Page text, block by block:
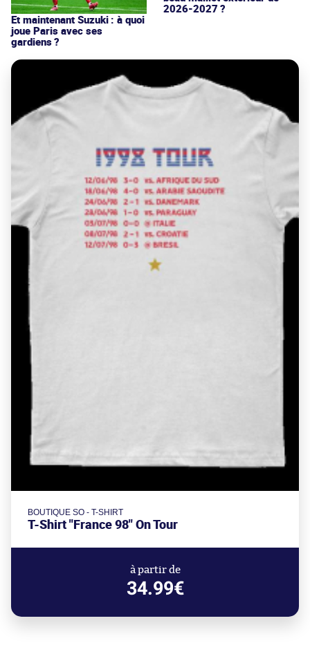
Et maintenant Suzuki : à quoi
joue Paris avec ses
gardiens ?
2026-2027 ?
BOUTIQUE SO - T-SHIRT
T-Shirt "France 98" On Tour
à partir de
34.99€